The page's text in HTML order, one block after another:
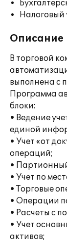
Налоговый
Описание
В торговой
выполнена с
Программа
блоки:
• Ведение
единой
• Учет «от
операций;
•
• Учет по
• Торговые
• Операции
• Расчеты с
• Учет
активов;